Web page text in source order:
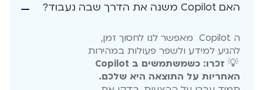
האם Copilot משנה את הדרך שבה נעבוד?
ה Copilot מאפשר לנו לחסוך זמן,
להגיע למידע ולשפר פעולות במהירות
💡
האחריות על התוצאה היא שלכם.